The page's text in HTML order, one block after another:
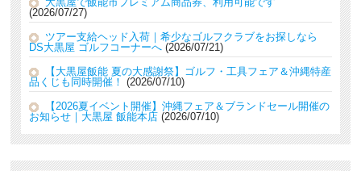
2026/07/27
ツアー支給ヘッド入荷｜希少なゴルフクラブをお探しなら
DS大黒屋 ゴルフコーナーへ 2026/07/21
【大黒屋飯能 夏の大感謝祭】ゴルフ・工具フェア＆沖縄特産
品くじも同時開催！
2026/07/10
【2026夏イベント開催】沖縄フェア＆ブランドセール開催の
お知らせ｜大黒屋 飯能本店 2026/07/10